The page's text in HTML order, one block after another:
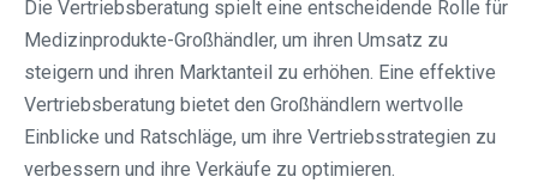
Die Vertriebsberatung spielt eine entscheidende Rolle für
Medizinprodukte-Großhändler, um ihren Umsatz zu
steigern und ihren Marktanteil zu erhöhen. Eine effektive
Vertriebsberatung bietet den Großhändlern wertvolle
Einblicke und Ratschläge, um ihre Vertriebsstrategien zu
verbessern und ihre Verkäufe zu optimieren.